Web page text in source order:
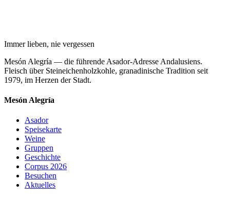
Immer lieben, nie vergessen
Mesón Alegría — die führende Asador-Adresse Andalusiens.
Fleisch über Steineichenholzkohle, granadinische Tradition seit
1979, im Herzen der Stadt.
Mesón Alegría
Asador
Speisekarte
Weine
Gruppen
Geschichte
Corpus 2026
Besuchen
Aktuelles